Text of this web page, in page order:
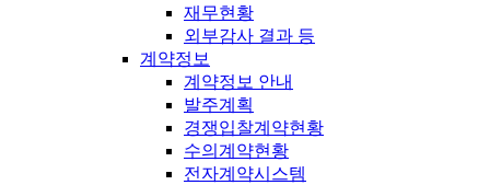
재무현황
외부감사 결과 등
계약정보
계약정보 안내
발주계획
경쟁입찰계약현황
수의계약현황
전자계약시스템